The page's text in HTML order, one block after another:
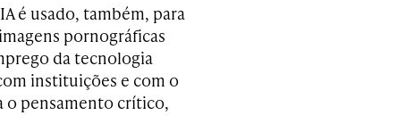
é usado, também, para
pornográficas
da tecnologia
instituições e com o
o pensamento crítico,